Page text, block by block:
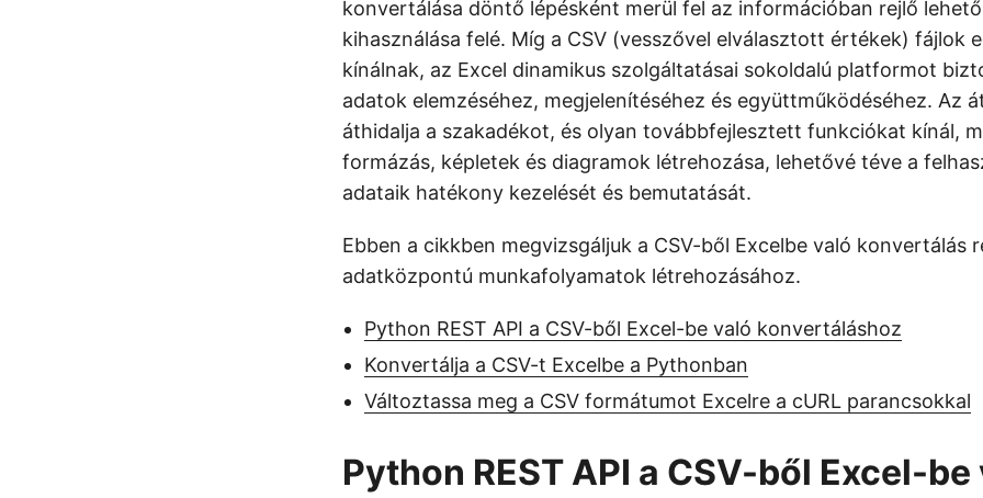
konvertálása döntő lépésként merül fel az információban rejlő
kihasználása felé. Míg a CSV (vesszővel elválasztott értékek) fájlok
kínálnak, az Excel dinamikus szolgáltatásai sokoldalú platformot
adatok elemzéséhez, megjelenítéséhez és együttműködéséhez. Az
áthidalja a szakadékot, és olyan továbbfejlesztett funkciókat kínál,
formázás, képletek és diagramok létrehozása, lehetővé téve a
adataik hatékony kezelését és bemutatását.
Ebben a cikkben megvizsgáljuk a CSV-ből Excelbe való konvertálás
adatközpontú munkafolyamatok létrehozásához.
Python REST API a CSV-ből Excel-be való konvertáláshoz
Konvertálja a CSV-t Excelbe a Pythonban
Változtassa meg a CSV formátumot Excelre a cURL parancsokkal
Python REST API a CSV-ből Excel-be